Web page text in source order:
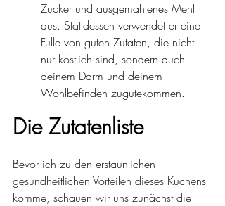
Zucker und ausgemahlenes Mehl
aus. Stattdessen verwendet er eine
Fülle von guten Zutaten, die nicht
nur köstlich sind, sondern auch
deinem Darm und deinem
Wohlbefinden zugutekommen.
Die Zutatenliste
Bevor ich zu den erstaunlichen
gesundheitlichen Vorteilen dieses Kuchens
komme, schauen wir uns zunächst die